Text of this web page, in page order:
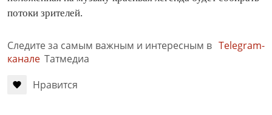
потоки зрителей.
Следите за самым важным и интересным в Telegram-
канале Татмедиа
Нравится